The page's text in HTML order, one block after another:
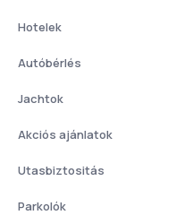
Hotelek
Autóbérlés
Jachtok
Akciós ajánlatok
Utasbiztositás
Parkolók